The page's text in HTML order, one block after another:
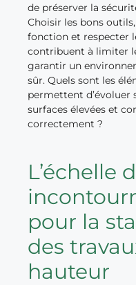
de préserver la
Choisir les bons
fonction et respecter
contribuent à limiter
garantir un
sûr. Quels sont les
permettent d’évoluer
surfaces élevées et
correctement ?
L’échelle
pour la
des
hauteur